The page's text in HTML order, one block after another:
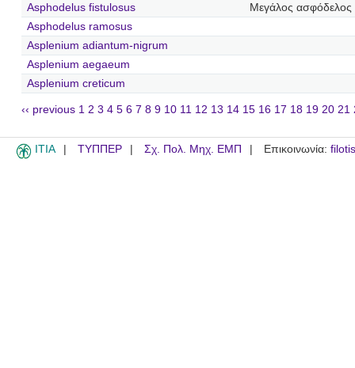
Asphodelus fistulosus
Μεγάλος ασφόδελος
Asphodelus ramosus
Asplenium adiantum-nigrum
Asplenium aegaeum
Asplenium creticum
‹‹ previous 1 2 3 4 5 6 7 8 9 10 11 12 13 14 15 16 17 18 19 20 21
ITIA ΤΥΠΠΕΡ Σχ. Πολ. Μηχ. ΕΜΠ Επικοινωνία: